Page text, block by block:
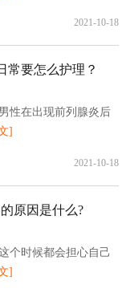
2021-10-18
常要怎么护理？
性在出现前列腺炎后
]
2021-10-18
原因是什么?
个时候都会担心自己
]